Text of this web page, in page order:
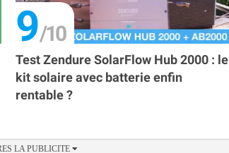
9
Test Zendure SolarFlow Hub 2000 : le
kit solaire avec batterie enfin
rentable ?